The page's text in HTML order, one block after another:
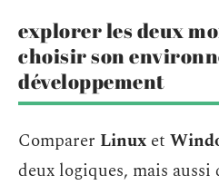
explorer les deux
choisir son
développement
Comparer Linux et
deux logiques, mais aussi